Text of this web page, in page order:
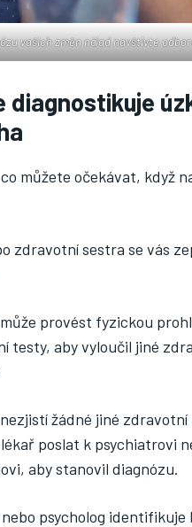
vašich změn nálad navštivte
diagnostikuje
můžete očekávat, když
zdravotní sestra se vás
provést fyzickou
testy, aby vyloučil jiné
žádné jiné zdravotní
poslat k psychiatrovi
aby stanovil diagnózu.
psycholog